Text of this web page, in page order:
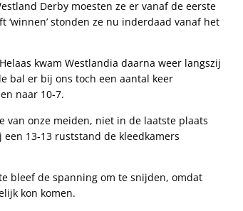
Derby moesten ze er vanaf de eerste
‘winnen’ stonden ze nu inderdaad vanaf het
kwam Westlandia daarna weer langszij
bal er bij ons toch een aantal keer
naar 10-7.
van onze meiden, niet in de laatste plaats
13-13 ruststand de kleedkamers
bleef de spanning om te snijden, omdat
kon komen.